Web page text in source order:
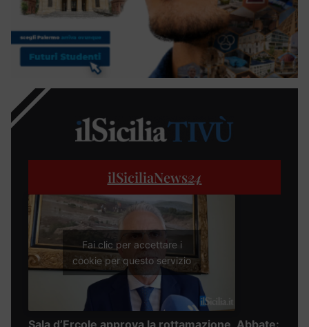
ilSiciliaNews24
Fai clic per accettare i
cookie per questo servizio
Sala d’Ercole approva la rottamazione, Abbate: